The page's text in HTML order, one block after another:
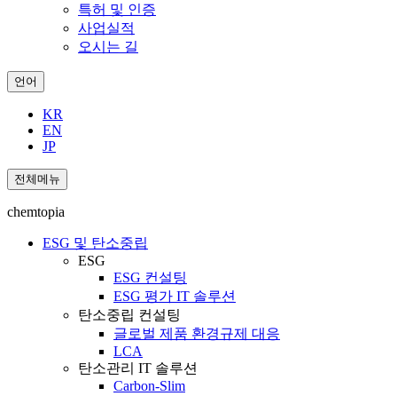
특허 및 인증
사업실적
오시는 길
언어
KR
EN
JP
전체메뉴
chemtopia
ESG 및 탄소중립
ESG
ESG 컨설팅
ESG 평가 IT 솔루션
탄소중립 컨설팅
글로벌 제품 환경규제 대응
LCA
탄소관리 IT 솔루션
Carbon-Slim